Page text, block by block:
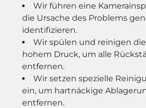
Wir führen eine
die Ursache des Problems
identifizieren.
Wir spülen und reinigen
hohem Druck, um alle
entfernen.
Wir setzen spezielle
ein, um hartnäckige
entfernen.